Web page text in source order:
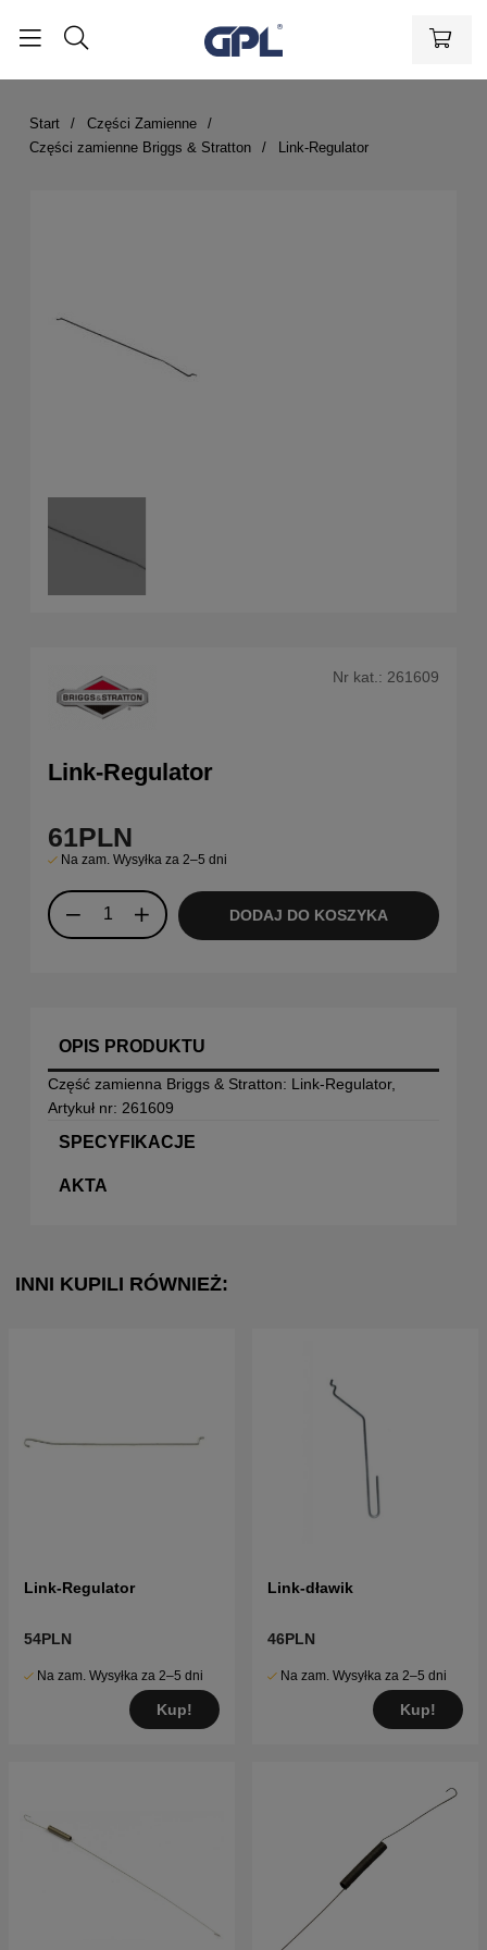
Start
Części Zamienne
Części zamienne Briggs & Stratton
Link-Regulator
Nr kat.: 261609
Link-Regulator
61PLN
Na zam. Wysyłka za 2–5 dni
DODAJ DO KOSZYKA
OPIS PRODUKTU
Część zamienna Briggs & Stratton: Link-Regulator,
Artykuł nr: 261609
SPECYFIKACJE
AKTA
INNI KUPILI RÓWNIEŻ:
Link-Regulator
54PLN
Na zam. Wysyłka za 2–5 dni
Kup!
Link-dławik
46PLN
Na zam. Wysyłka za 2–5 dni
Kup!